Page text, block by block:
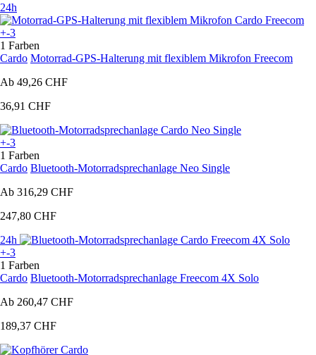
24h
+-3
1 Farben
Cardo Motorrad-GPS-Halterung mit flexiblem Mikrofon Freecom
Ab 49,26 CHF
36,91 CHF
+-3
1 Farben
Cardo Bluetooth-Motorradsprechanlage Neo Single
Ab 316,29 CHF
247,80 CHF
24h
+-3
1 Farben
Cardo Bluetooth-Motorradsprechanlage Freecom 4X Solo
Ab 260,47 CHF
189,37 CHF